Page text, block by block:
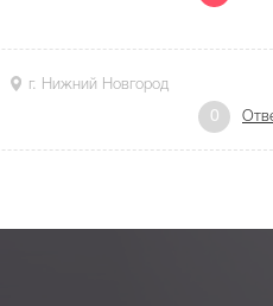
г. Нижний Новгород
0